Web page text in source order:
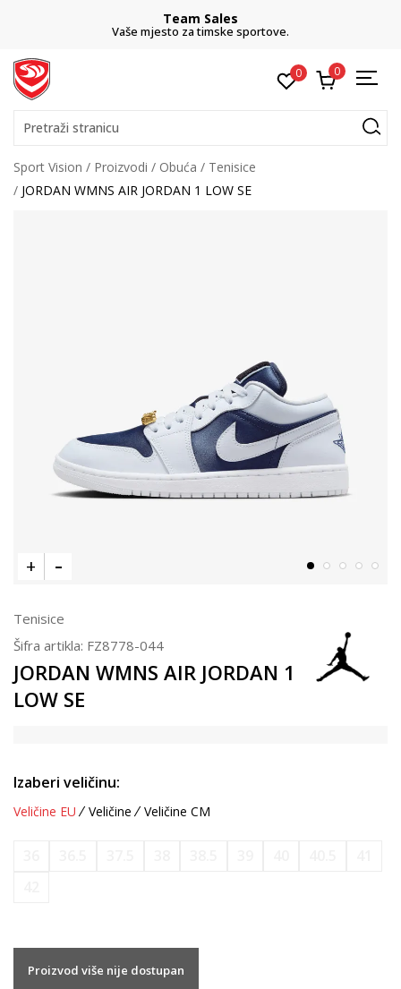
Team Sales
Vaše mjesto za timske sportove.
0 0
Pretraži stranicu
Sport Vision Proizvodi Obuća
Tenisice
JORDAN WMNS AIR JORDAN 1 LOW SE
Tenisice
Šifra artikla: FZ8778-044
JORDAN WMNS AIR JORDAN 1
LOW SE
Izaberi veličinu:
Veličine EU Veličine Veličine CM
Proizvod više nije dostupan